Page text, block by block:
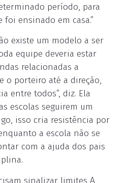
período, para
ensinado em casa.”
existe um modelo a ser
equipe deveria estar
relacionadas a
o porteiro até a direção,
entre todos”, diz. Ela
escolas seguirem um
isso cria resistência por
a escola não se
com a ajuda dos pais
A